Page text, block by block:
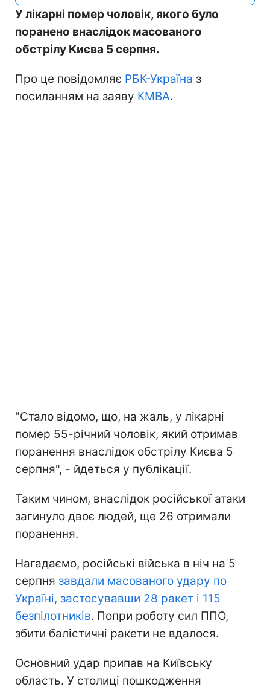
У лікарні помер чоловік, якого було
поранено внаслідок масованого
обстрілу Києва 5 серпня.
Про це повідомляє РБК-Україна з
посиланням на заяву КМВА.
"Стало відомо, що, на жаль, у лікарні
помер 55-річний чоловік, який отримав
поранення внаслідок обстрілу Києва 5
серпня", - йдеться у публікації.
Таким чином, внаслідок російської атаки
загинуло двоє людей, ще 26 отримали
поранення.
Нагадаємо, російські війська в ніч на 5
серпня завдали масованого удару по
Україні, застосувавши 28 ракет і 115
безпілотників. Попри роботу сил ППО,
збити балістичні ракети не вдалося.
Основний удар припав на Київську
область. У столиці пошкодження